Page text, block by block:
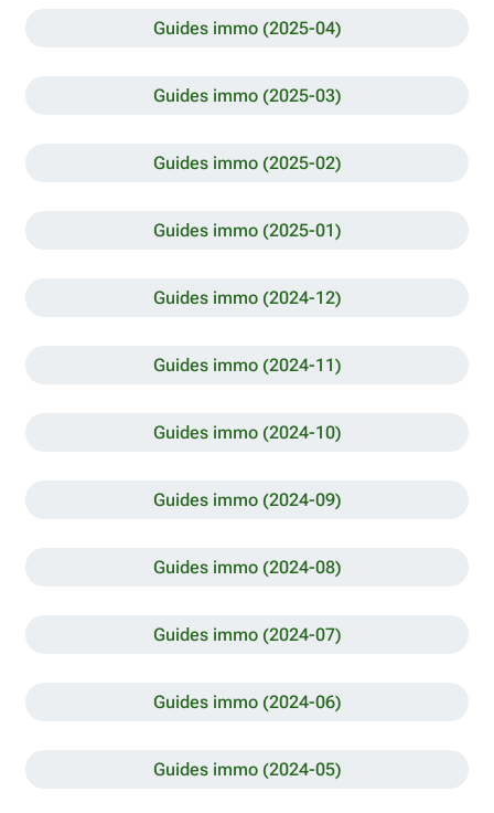
Guides immo (2025-04)
Guides immo (2025-03)
Guides immo (2025-02)
Guides immo (2025-01)
Guides immo (2024-12)
Guides immo (2024-11)
Guides immo (2024-10)
Guides immo (2024-09)
Guides immo (2024-08)
Guides immo (2024-07)
Guides immo (2024-06)
Guides immo (2024-05)